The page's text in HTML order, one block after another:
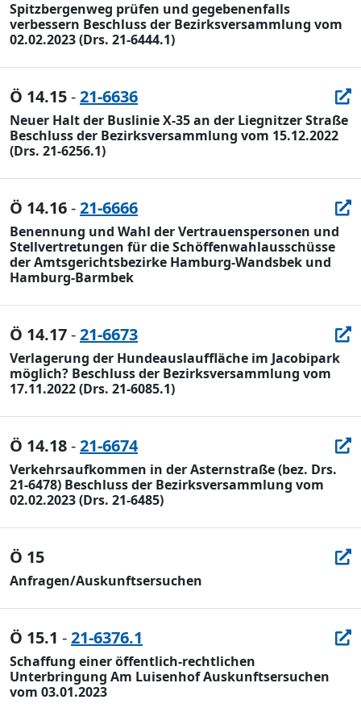
Spitzbergenweg prüfen und gegebenenfalls
verbessern Beschluss der Bezirksversammlung vom
02.02.2023 (Drs. 21-6444.1)
Ö 14.15-21-6636
Neuer Halt der Buslinie X-35 an der Liegnitzer Straße
Beschluss der Bezirksversammlung vom 15.12.2022
(Drs. 21-6256.1)
Ö 14.16-21-6666
Benennung und Wahl der Vertrauenspersonen und
Stellvertretungen für die Schöffenwahlausschüsse
der Amtsgerichtsbezirke Hamburg-Wandsbek und
Hamburg-Barmbek
Ö 14.17-21-6673
Verlagerung der Hundeauslauffläche im Jacobipark
möglich? Beschluss der Bezirksversammlung vom
17.11.2022 (Drs. 21-6085.1)
Ö 14.18-21-6674
Verkehrsaufkommen in der Asternstraße (bez. Drs.
21-6478) Beschluss der Bezirksversammlung vom
02.02.2023 (Drs. 21-6485)
Ö 15
Anfragen/Auskunftsersuchen
Ö 15.1 -21-6376.1
Schaffung einer öffentlich-rechtlichen
Unterbringung Am Luisenhof Auskunftsersuchen
vom 03.01.2023